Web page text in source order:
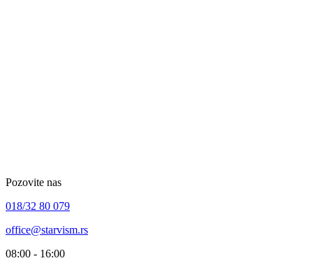
Pozovite nas
018/32 80 079
office@starvism.rs
08:00 - 16:00